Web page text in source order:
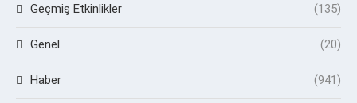
Geçmiş Etkinlikler (135)
Genel (20)
Haber (941)